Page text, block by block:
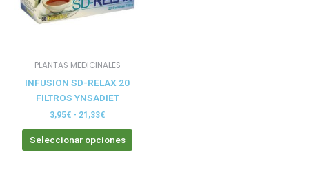
PLANTAS MEDICINALES
INFUSION SD-RELAX 20
FILTROS YNSADIET
3,95€ - 21,33€
Seleccionar opciones
opciones
producto